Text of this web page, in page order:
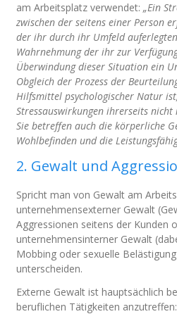
am Arbeitsplatz verwendet:„Ein
zwischen der seitens einer Person
der ihr durch ihr Umfeld
Wahrnehmung der ihr zur
Überwindung dieser Situation ein
Obgleich der Prozess der
Hilfsmittel psychologischer Natur
Stressauswirkungen ihrerseits
Sie betreffen auch die körperliche
Wohlbefinden und die
2. Gewalt und
Spricht man von Gewalt am
unternehmensexterner Gewalt
Aggressionen seitens der Kunden
unternehmensinterner Gewalt
Mobbing oder sexuelle
unterscheiden.
Externe Gewalt ist hauptsächlich
beruflichen Tätigkeiten anzutreffen: